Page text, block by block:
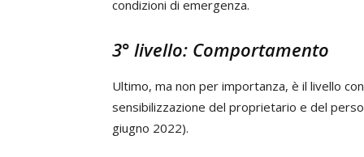
condizioni di emergenza.
3° livello: Comportamento
Ultimo, ma non per importanza, è il livello
sensibilizzazione del proprietario e del
giugno 2022).